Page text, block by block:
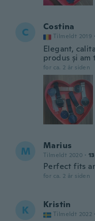
C Costina
Tilmeldt 2019 ·
Elegant,
produs și am
for ca. 2 år siden
M Marius
Tilmeldt 2020 · 13
Perfect fits
for ca. 2 år siden
K Kristin
Tilmeldt 2022 ·